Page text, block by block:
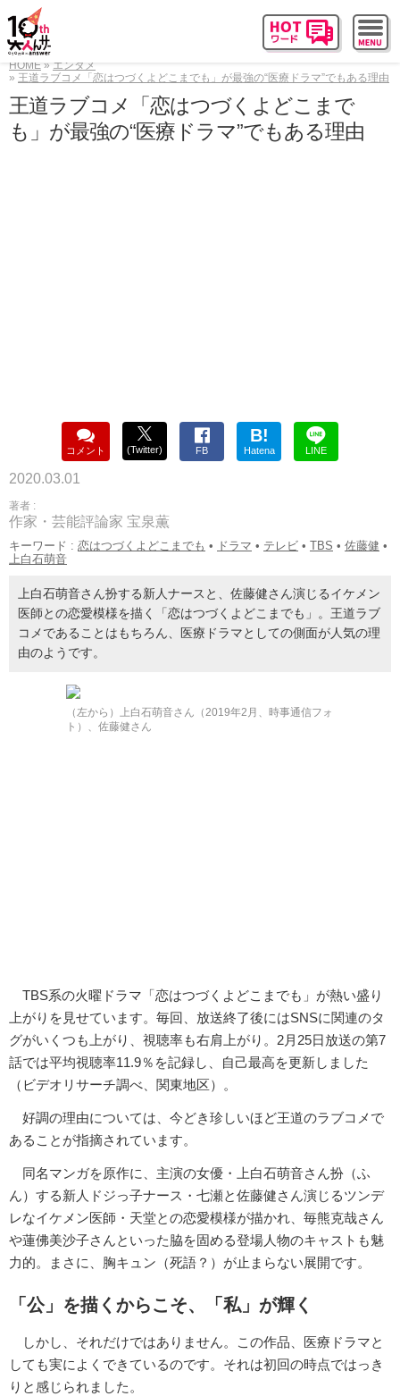
HOME
エンタメ
王道ラブコメ「恋はつづくよどこまでも」が最強の“医療ドラマ”でもある理由
王道ラブコメ「恋はつづくよどこまで
も」が最強の“医療ドラマ”でもある理由
コメント (Twitter) FB
B!
Hatena LINE
2020.03.01
著者 :
作家・芸能評論家 宝泉薫
キーワード : 恋はつづくよどこまでも • ドラマ • テレビ • TBS • 佐藤健 •
上白石萌音
上白石萌音さん扮する新人ナースと、佐藤健さん演じるイケメン
医師との恋愛模様を描く「恋はつづくよどこまでも」。王道ラブ
コメであることはもちろん、医療ドラマとしての側面が人気の理
由のようです。
（左から）上白石萌音さん（2019年2月、時事通信フォ
ト）、佐藤健さん
TBS系の火曜ドラマ「恋はつづくよどこまでも」が熱い盛り
上がりを見せています。毎回、放送終了後にはSNSに関連のタ
グがいくつも上がり、視聴率も右肩上がり。2月25日放送の第7
話では平均視聴率11.9％を記録し、自己最高を更新しました
（ビデオリサーチ調べ、関東地区）。
好調の理由については、今どき珍しいほど王道のラブコメで
あることが指摘されています。
同名マンガを原作に、主演の女優・上白石萌音さん扮（ふ
ん）する新人ドジっ子ナース・七瀬と佐藤健さん演じるツンデ
レなイケメン医師・天堂との恋愛模様が描かれ、毎熊克哉さん
や蓮佛美沙子さんといった脇を固める登場人物のキャストも魅
力的。まさに、胸キュン（死語？）が止まらない展開です。
「公」を描くからこそ、「私」が輝く
しかし、それだけではありません。この作品、医療ドラマと
しても実によくできているのです。それは初回の時点ではっき
りと感じられました。